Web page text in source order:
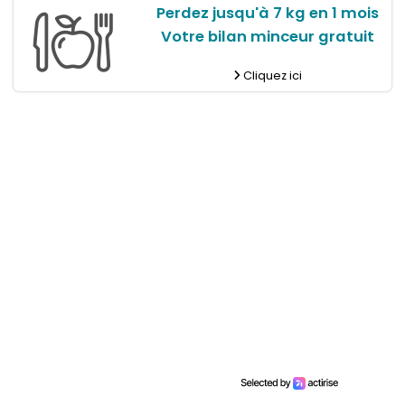
Perdez jusqu'à 7 kg en 1 mois
Votre bilan minceur gratuit
Cliquez ici